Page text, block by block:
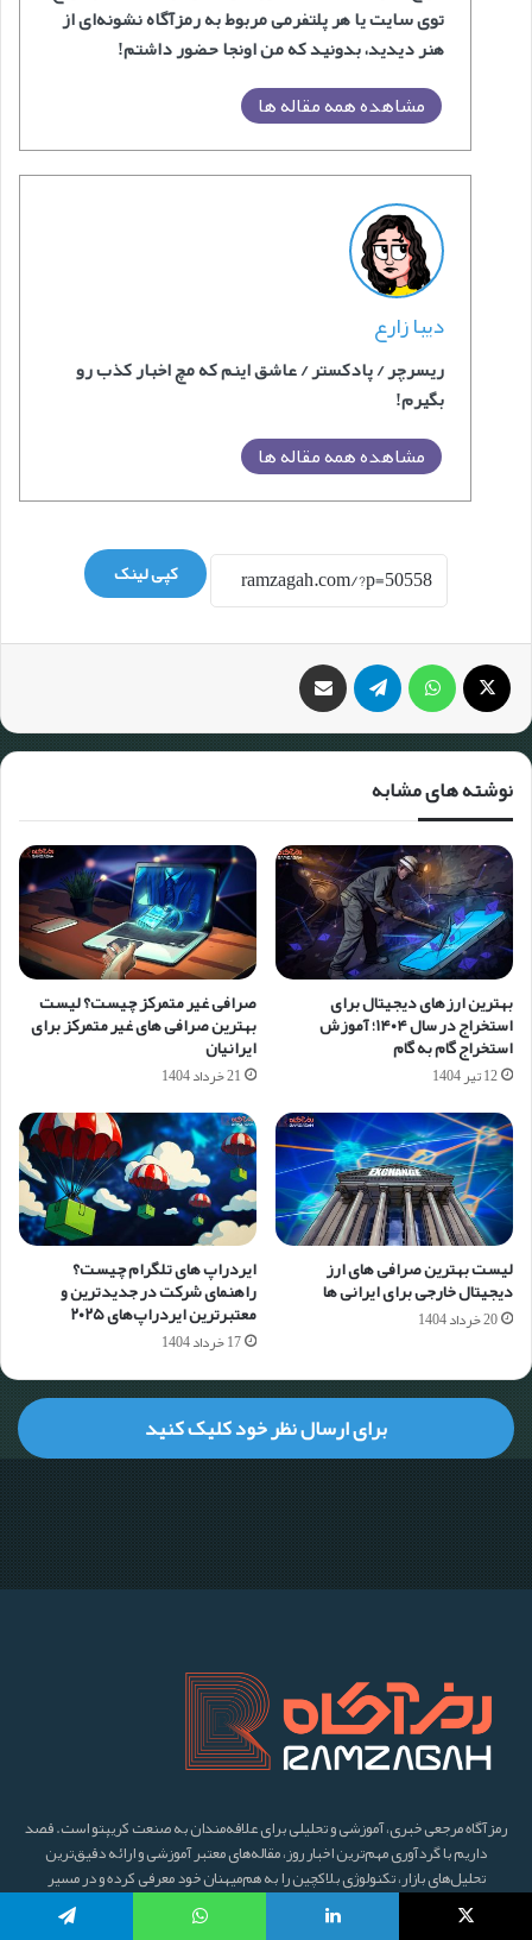
رمزآگاه مرجعی خبری، آموزشی و تحلیلی برای علاقه‌مندان به صنعت کریپتو است. قصد
داریم با گردآوری مهم‌ترین اخبار روز، مقاله‌های معتبر آموزشی و ارائه دقیق‌ترین
تحلیل‌های بازار، تکنولوژی بلاکچین را به هم‌میهنان خود معرفی کرده و در مسیر
غیرمتمرکزسازی و برچیدن محدودیت‌ها، همگام با این فناوری نوظهور قدم برداریم.